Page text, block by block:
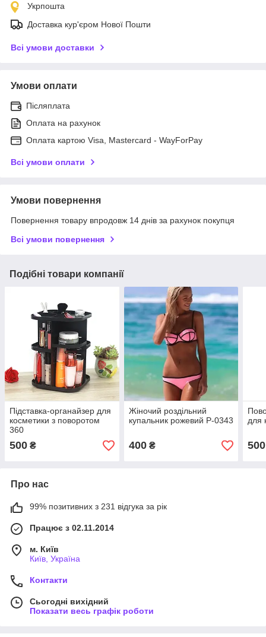
Укрпошта
Доставка кур'єром Нової Пошти
Всі умови доставки
Умови оплати
Післяплата
Оплата на рахунок
Оплата картою Visa, Mastercard - WayForPay
Всі умови оплати
Умови повернення
Повернення товару впродовж 14 днів за рахунок покупця
Всі умови повернення
Подібні товари компанії
Підставка-органайзер для
косметики з поворотом
360
500 ₴
Жіночий роздільний
купальник рожевий Р-0343
400₴
для
500
Про нас
99% позитивних з 231 відгука за рік
Працює з 02.11.2014
м. Київ
Київ, Україна
Контакти
Сьогодні вихідний
Показати весь графік роботи